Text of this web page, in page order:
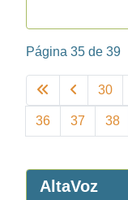
Página 35 de 39
30
36 37 38
AltaVoz